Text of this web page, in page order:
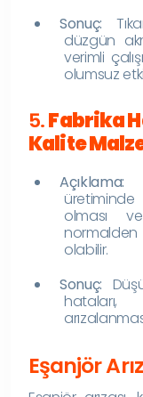
Sonuç:
düzgün
verimli
olumsuz
5.Fabrika
Kalite
Açıklama:
üretiminde
olması
normalden
olabilir.
Sonuç:
Eşanjör